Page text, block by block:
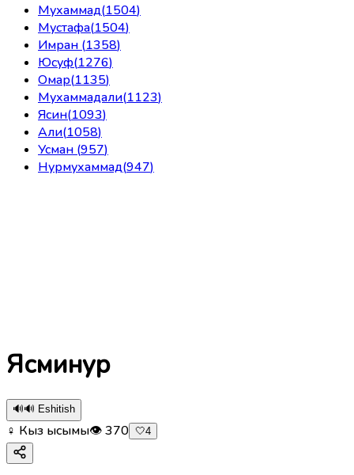
Мухаммад(1504)
Мустафа(1504)
Имран (1358)
Юсуф(1276)
Омар(1135)
Мухаммадали(1123)
Ясин(1093)
Али(1058)
Усман (957)
Нурмухаммад(947)
Ясминур
🔊🔊 Eshitish
♀ Кыз ысымы👁370 🤍4